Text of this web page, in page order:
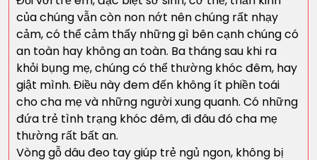
của chúng vẫn còn non nớt nên chúng rất nhạy
cảm, có thể cảm thấy những gì bên cạnh chúng có
an toàn hay không an toàn. Ba tháng sau khi ra
khỏi bụng mẹ, chúng có thể thường khóc đêm, hay
giật mình. Điều này đem đến không ít phiền toái
cho cha mẹ và những người xung quanh. Có những
đứa trẻ tình trạng khóc đêm, đi đâu đó cha mẹ
thường rất bất an.
Vòng gỗ dâu đeo tay giúp trẻ ngủ ngon, không bị